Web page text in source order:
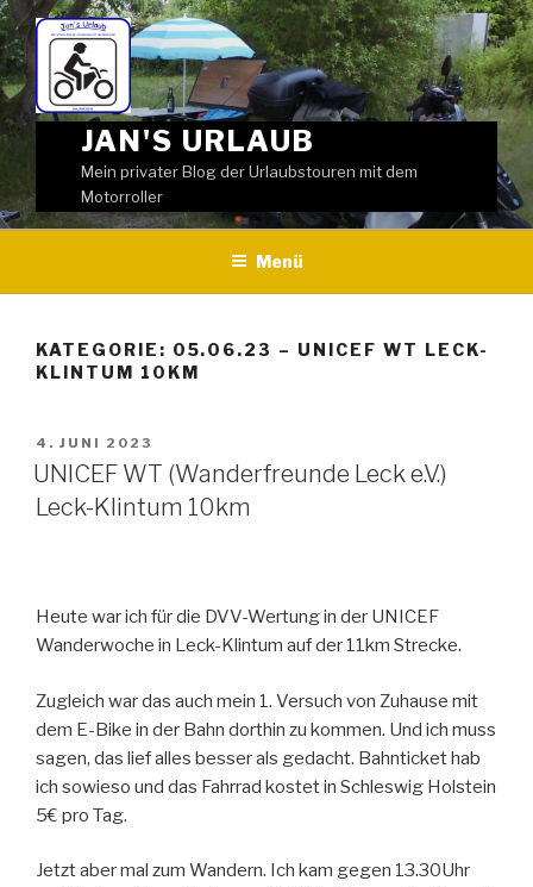
Weiter
zum
Inhalt
JAN'S URLAUB
Mein privater Blog der Urlaubstouren mit dem
Motorroller
Menü
KATEGORIE: 05.06.23 – UNICEF WT LECK-
KLINTUM 10KM
VERÖFFENTLICHT
AM
4. JUNI 2023
UNICEF WT (Wanderfreunde Leck e.V.)
Leck-Klintum 10km
Heute war ich für die DVV-Wertung in der UNICEF
Wanderwoche in Leck-Klintum auf der 11km Strecke.
Zugleich war das auch mein 1. Versuch von Zuhause mit
dem E-Bike in der Bahn dorthin zu kommen. Und ich muss
sagen, das lief alles besser als gedacht. Bahnticket hab
ich sowieso und das Fahrrad kostet in Schleswig Holstein
5€ pro Tag.
Jetzt aber mal zum Wandern. Ich kam gegen 13.30Uhr